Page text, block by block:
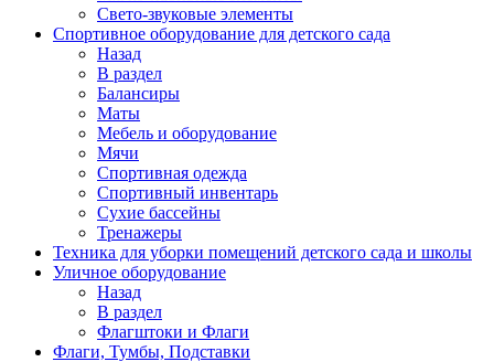
Свето-звуковые элементы
Спортивное оборудование для детского сада
Назад
В раздел
Балансиры
Маты
Мебель и оборудование
Мячи
Спортивная одежда
Спортивный инвентарь
Сухие бассейны
Тренажеры
Техника для уборки помещений детского сада и школы
Уличное оборудование
Назад
В раздел
Флагштоки и Флаги
Флаги, Тумбы, Подставки